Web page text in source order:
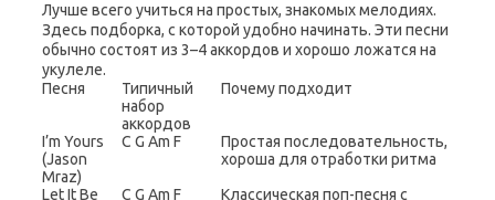
Лучше всего учиться на простых, знакомых мелодиях.
Здесь подборка, с которой удобно начинать. Эти песни
обычно состоят из 3–4 аккордов и хорошо ложатся на
укулеле.
Песня
Типичный
набор
аккордов
Почему подходит
I’m Yours
(Jason
Mraz)
C G Am F
Простая последовательность,
хороша для отработки ритма
Let It Be
C G Am F
Классическая поп-песня с